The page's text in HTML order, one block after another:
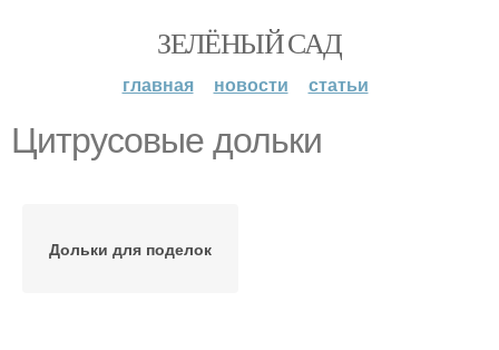
ЗЕЛЁНЫЙ САД
главная новости статьи
Цитрусовые дольки
Дольки для поделок